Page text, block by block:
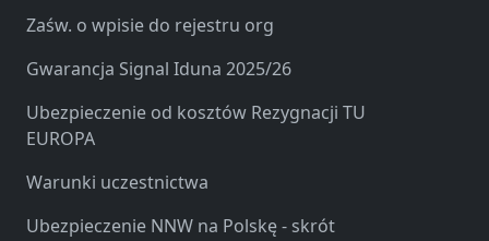
Zaśw. o wpisie do rejestru org
Gwarancja Signal Iduna 2025/26
Ubezpieczenie od kosztów Rezygnacji TU
EUROPA
Warunki uczestnictwa
Ubezpieczenie NNW na Polskę - skrót